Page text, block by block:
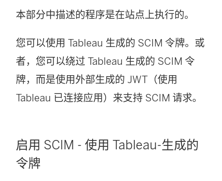
中
开
)
窗
中
打
开
)
本部分中描述的程序是在站点上执行的。
您可以使用 Tableau 生成的 SCIM 令牌。或
者，您可以绕过 Tableau 生成的 SCIM 令
牌，而是使用外部生成的 JWT（使用
Tableau 已连接应用）来支持 SCIM 请求。
启用 SCIM - 使用 Tableau-生成的
令牌